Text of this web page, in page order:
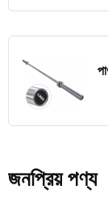
জনপ্রিয় পণ্য